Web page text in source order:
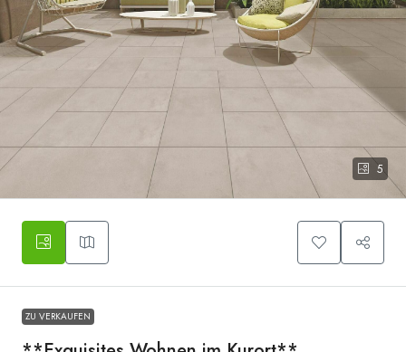
5
ZU VERKAUFEN